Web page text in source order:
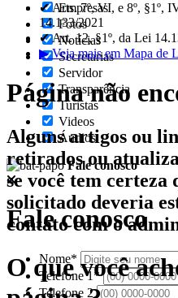
Empresas
Fotos
Notícias
Secretarias
Servidor
Transparência
Turistas
Videos
Áudios
Fale conosco
Fale conosco
Nome*
Telefone 1*
Telefone 2
✔ Arts. 7º, VI, e 8º, §1º,
14.133/2021
✔ Art. 12, §1º, da Lei
▶ Veja mais em Mapa de
Página não
Alguns artigos ou
retirados ou
se você tem certeza
solicitado deveria
contato com o
O que você